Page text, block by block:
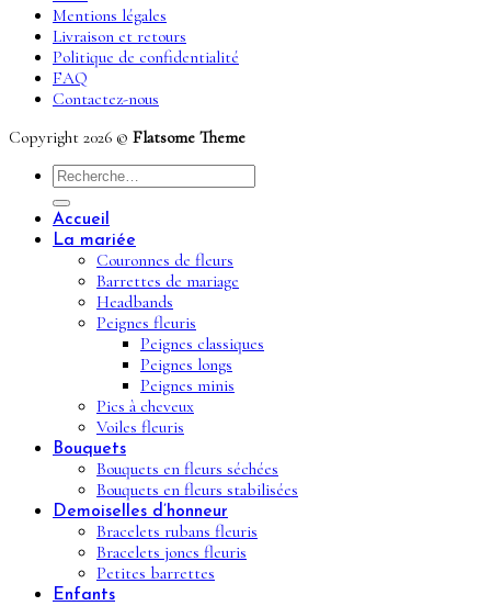
Mentions légales
Livraison et retours
Politique de confidentialité
FAQ
Contactez-nous
Copyright 2026 © Flatsome Theme
Recherche
pour :
Accueil
La mariée
Couronnes de fleurs
Barrettes de mariage
Headbands
Peignes fleuris
Peignes classiques
Peignes longs
Peignes minis
Pics à cheveux
Voiles fleuris
Bouquets
Bouquets en fleurs séchées
Bouquets en fleurs stabilisées
Demoiselles d’honneur
Bracelets rubans fleuris
Bracelets joncs fleuris
Petites barrettes
Enfants